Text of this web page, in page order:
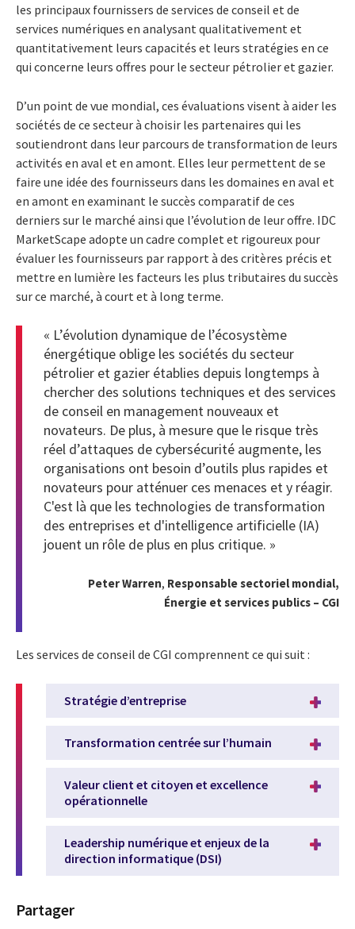
les principaux fournissers de services de conseil et de
services numériques en analysant qualitativement et
quantitativement leurs capacités et leurs stratégies en ce
qui concerne leurs offres pour le secteur pétrolier et gazier.
D’un point de vue mondial, ces évaluations visent à aider les
sociétés de ce secteur à choisir les partenaires qui les
soutiendront dans leur parcours de transformation de leurs
activités en aval et en amont. Elles leur permettent de se
faire une idée des fournisseurs dans les domaines en aval et
en amont en examinant le succès comparatif de ces
derniers sur le marché ainsi que l’évolution de leur offre. IDC
MarketScape adopte un cadre complet et rigoureux pour
évaluer les fournisseurs par rapport à des critères précis et
mettre en lumière les facteurs les plus tributaires du succès
sur ce marché, à court et à long terme.
« L’évolution dynamique de l’écosystème
énergétique oblige les sociétés du secteur
pétrolier et gazier établies depuis longtemps à
chercher des solutions techniques et des services
de conseil en management nouveaux et
novateurs. De plus, à mesure que le risque très
réel d’attaques de cybersécurité augmente, les
organisations ont besoin d’outils plus rapides et
novateurs pour atténuer ces menaces et y réagir.
C'est là que les technologies de transformation
des entreprises et d'intelligence artificielle (IA)
jouent un rôle de plus en plus critique. »
Peter Warren, Responsable sectoriel mondial,
Énergie et services publics – CGI
Les services de conseil de CGI comprennent ce qui suit :
Stratégie d’entreprise
Transformation centrée sur l’humain
Valeur client et citoyen et excellence
opérationnelle
Leadership numérique et enjeux de la
direction informatique (DSI)
Partager